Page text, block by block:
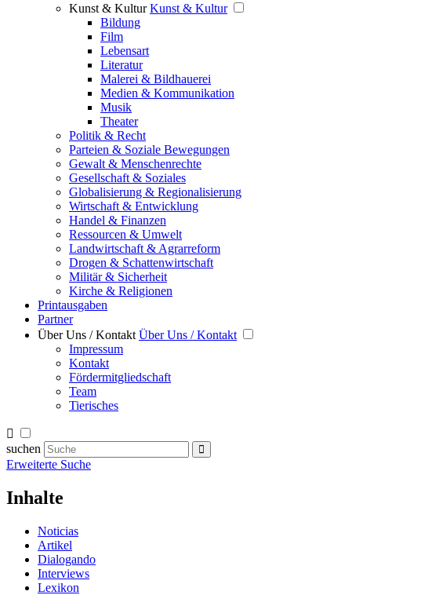
Kunst & Kultur Kunst & Kultur
Bildung
Film
Lebensart
Literatur
Malerei & Bildhauerei
Medien & Kommunikation
Musik
Theater
Politik & Recht
Parteien & Soziale Bewegungen
Gewalt & Menschenrechte
Gesellschaft & Soziales
Globalisierung & Regionalisierung
Wirtschaft & Entwicklung
Handel & Finanzen
Ressourcen & Umwelt
Landwirtschaft & Agrarreform
Drogen & Schattenwirtschaft
Militär & Sicherheit
Kirche & Religionen
Printausgaben
Partner
Über Uns / Kontakt Über Uns / Kontakt
Impressum
Kontakt
Fördermitgliedschaft
Team
Tierisches
suchen
Erweiterte Suche
Inhalte
Noticias
Artikel
Dialogando
Interviews
Lexikon